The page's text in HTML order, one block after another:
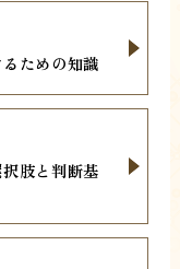
ための知識
肢と判断基